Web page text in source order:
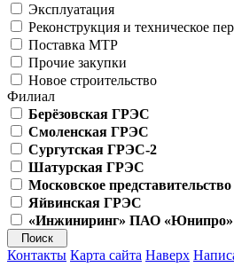
Эксплуатация
Реконструкция и техническое
Поставка МТР
Прочие закупки
Новое строительство
Филиал
Берёзовская ГРЭС
Смоленская ГРЭС
Сургутская ГРЭС-2
Шатурская ГРЭС
Московское представительство
Яйвинская ГРЭС
«Инжиниринг» ПАО «Юнипро»
Контакты Карта сайта Наверх